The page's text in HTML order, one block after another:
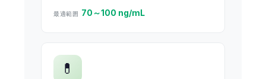
最適範囲 70～100 ng/mL
💊